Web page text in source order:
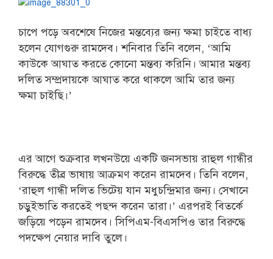
চাপে পড়ে অবশেষে নিজের মন্তব্যের জন্য ক্ষমা চাইতে বাধ্য
হলেন যোগগুরু রামদেব। শনিবার তিনি বলেন, ‘আমি
কাউকে আঘাত করতে কোনো মন্তব্য করিনি। আমার মন্তব্য
দলিত সম্প্রদায়কে আঘাত করে থাকলে আমি তার জন্য
ক্ষমা চাইছি।’
এর আগে শুক্রবার লখনউয়ে একটি জনসভায় রাহুল গান্ধীর
বিরুদ্ধে তীব্র ভাষায় আক্রমণ করেন রামদেব। তিনি বলেন,
‘রাহুল গান্ধী দলিত ভিটেয় যান মধুচন্দ্রিমার জন্য। সেখানে
চড়ুইভাতি করতেই পছন্দ করেন তারা।’ এরপরই বিতর্কে
জড়িয়ে পড়েন রামদেব। সিপিএম-বিএসপিও তার বিরুদ্ধে
পদক্ষেপ নেয়ার দাবি তুলে।